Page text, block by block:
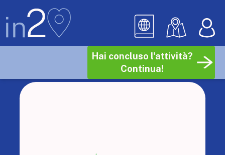
Hai concluso l'attività?
Continua!